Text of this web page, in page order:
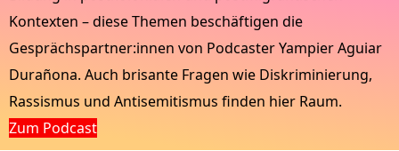
Kontexten – diese Themen beschäftigen die
Gesprächspartner:innen von Podcaster Yampier Aguiar
Durañona. Auch brisante Fragen wie Diskriminierung,
Rassismus und Antisemitismus finden hier Raum.
Zum Podcast